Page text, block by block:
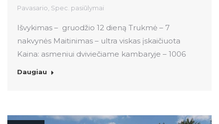
Pavasario Spec. pasiūlymai
Išvykimas – gruodžio 12 dieną Trukmė – 7
nakvynės Maitinimas – ultra viskas įskaičiuota
Kaina: asmeniui dviviečiame kambaryje – 1006
Daugiau